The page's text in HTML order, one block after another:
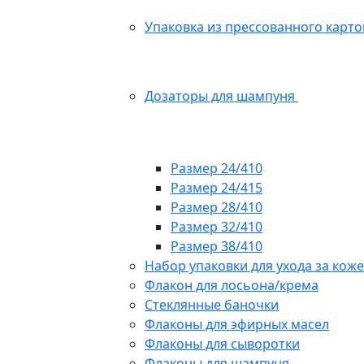
Упаковка из прессованного
Дозаторы для шампуня
Размер 24/410
Размер 24/415
Размер 28/410
Размер 32/410
Размер 38/410
Набор упаковки для ухода за
Флакон для лосьона/крема
Стеклянные баночки
Флаконы для эфирных масел
Флаконы для сыворотки